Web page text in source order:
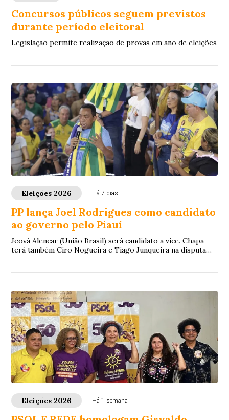
Concursos públicos seguem previstos
durante período eleitoral
Legislação permite realização de provas em ano de eleições
Eleições 2026 Há 7 dias
PP lança Joel Rodrigues como candidato
ao governo pelo Piauí
Jeová Alencar (União Brasil) será candidato a vice. Chapa
terá também Ciro Nogueira e Tiago Junqueira na disputa
Eleições 2026 Há 1 semana